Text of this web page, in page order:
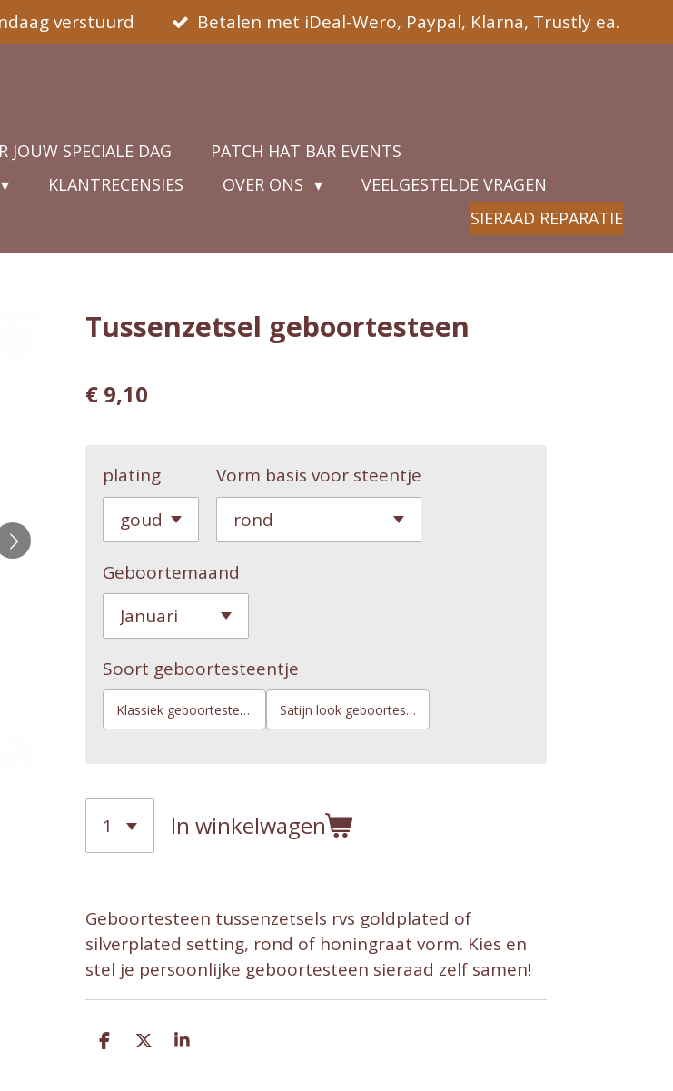
verstuurd Betalen met iDeal-Wero, Paypal, Klarna, Trustly ea.
JOUW SPECIALE DAG
PATCH HAT BAR EVENTS
KLANTRECENSIES OVER ONS
VEELGESTELDE VRAGEN
SIERAAD REPARATIE
Tussenzetsel geboortesteen
€ 9,10
plating Vorm basis voor steentje
Geboortemaand
Soort geboortesteentje
Klassiek geboortesteentje Satijn look geboortesteentje
In winkelwagen
Geboortesteen tussenzetsels rvs goldplated of
silverplated setting, rond of honingraat vorm. Kies en
stel je persoonlijke geboortesteen sieraad zelf samen!
D
D
S